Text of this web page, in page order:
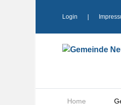
Login
Home